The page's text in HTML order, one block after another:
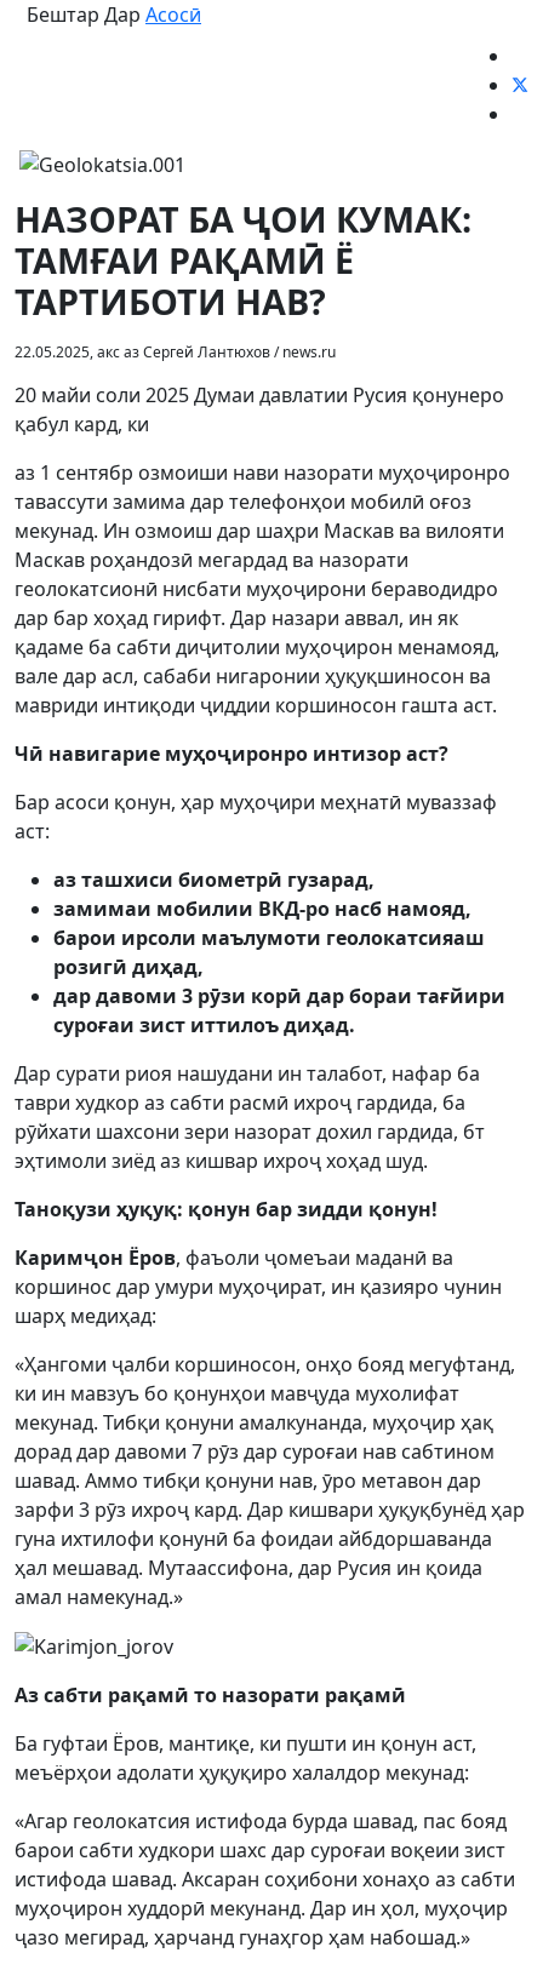
Бештар Дар Асосӣ
НАЗОРАТ БА ҶОИ КУМАК:
ТАМҒАИ РАҚАМӢ Ё
ТАРТИБОТИ НАВ?
22.05.2025, акс аз Сергей Лантюхов / news.ru
20 майи соли 2025 Думаи давлатии Русия қонунеро
қабул кард, ки
аз 1 сентябр озмоиши нави назорати муҳоҷиронро
тавассути замима дар телефонҳои мобилӣ оғоз
мекунад. Ин озмоиш дар шаҳри Маскав ва вилояти
Маскав роҳандозӣ мегардад ва назорати
геолокатсионӣ нисбати муҳоҷирони бераводидро
дар бар хоҳад гирифт. Дар назари аввал, ин як
қадаме ба сабти диҷитолии муҳоҷирон менамояд,
вале дар асл, сабаби нигаронии ҳуқуқшиносон ва
мавриди интиқоди ҷиддии коршиносон гашта аст.
Чӣ навигарие муҳоҷиронро интизор аст?
Бар асоси қонун, ҳар муҳоҷири меҳнатӣ муваззаф
аст:
аз ташхиси биометрӣ гузарад,
замимаи мобилии ВКД-ро насб намояд,
барои ирсоли маълумоти геолокатсияаш
розигӣ диҳад,
дар давоми 3 рӯзи корӣ дар бораи тағйири
суроғаи зист иттилоъ диҳад.
Дар сурати риоя нашудани ин талабот, нафар ба
таври худкор аз сабти расмӣ ихроҷ гардида, ба
рӯйхати шахсони зери назорат дохил гардида, бт
эҳтимоли зиёд аз кишвар ихроҷ хоҳад шуд.
Таноқузи ҳуқуқ: қонун бар зидди қонун!
Каримҷон Ёров, фаъоли ҷомеъаи маданӣ ва
коршинос дар умури муҳоҷират, ин қазияро чунин
шарҳ медиҳад:
«Ҳангоми ҷалби коршиносон, онҳо бояд мегуфтанд,
ки ин мавзуъ бо қонунҳои мавҷуда мухолифат
мекунад. Тибқи қонуни амалкунанда, муҳоҷир ҳақ
дорад дар давоми 7 рӯз дар суроғаи нав сабтином
шавад. Аммо тибқи қонуни нав, ӯро метавон дар
зарфи 3 рӯз ихроҷ кард. Дар кишвари ҳуқуқбунёд ҳар
гуна ихтилофи қонунӣ ба фоидаи айбдоршаванда
ҳал мешавад. Мутаассифона, дар Русия ин қоида
амал намекунад.»
Аз сабти рақамӣ то назорати рақамӣ
Ба гуфтаи Ёров, мантиқе, ки пушти ин қонун аст,
меъёрҳои адолати ҳуқуқиро халалдор мекунад:
«Агар геолокатсия истифода бурда шавад, пас бояд
барои сабти худкори шахс дар суроғаи воқеии зист
истифода шавад. Аксаран соҳибони хонаҳо аз сабти
муҳоҷирон худдорӣ мекунанд. Дар ин ҳол, муҳоҷир
ҷазо мегирад, ҳарчанд гунаҳгор ҳам набошад.»